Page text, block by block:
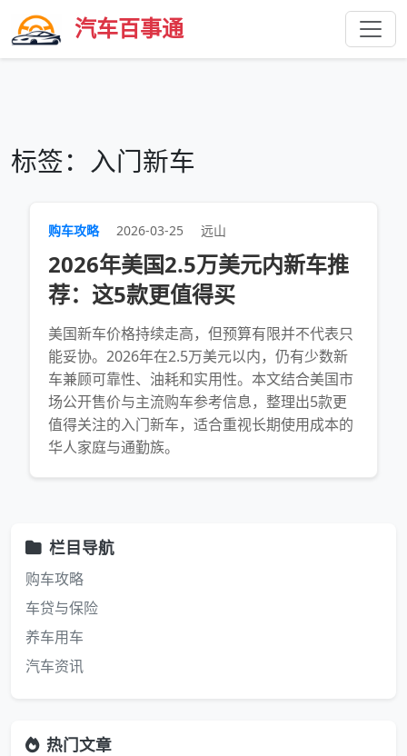
汽车百事通
标签：入门新车
购车攻略 2026-03-25 远山
2026年美国2.5万美元内新车推
荐：这5款更值得买
美国新车价格持续走高，但预算有限并不代表只
能妥协。2026年在2.5万美元以内，仍有少数新
车兼顾可靠性、油耗和实用性。本文结合美国市
场公开售价与主流购车参考信息，整理出5款更
值得关注的入门新车，适合重视长期使用成本的
华人家庭与通勤族。
栏目导航
购车攻略
车贷与保险
养车用车
汽车资讯
热门文章